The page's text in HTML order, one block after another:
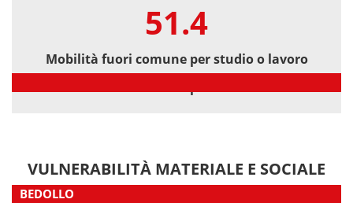
51.4
Mobilità fuori comune per studio o lavoro
VULNERABILITÀ MATERIALE E SOCIALE
BEDOLLO